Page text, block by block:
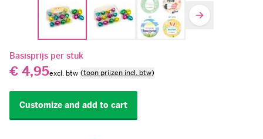
Basisprijs per stuk
€ 4,95 toon prijzen incl. btw)
Customize and add to cart
Sticker toevoegen? *